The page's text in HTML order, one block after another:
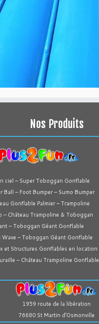
Nos Produits
ciel – Super Toboggan Gonflable
Ball – Foot Bumper – Sumo Bumper
Gonflable Palmier – Trampoline
– Château Trampoline & Toboggan
– Toboggan Géant Gonflable
Wave – Toboggan Géant Gonflable
et Structures Gonflables en location
– Château Trampoline Gonflable
1959 route de la libération
76680 St Martin d’Osmonville